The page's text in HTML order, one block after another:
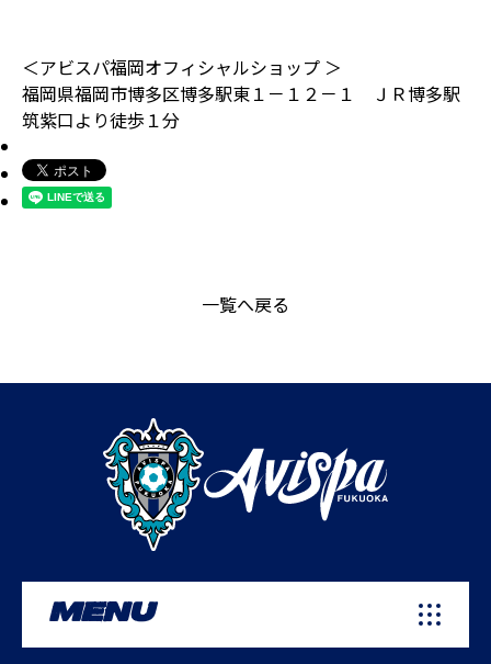
＜アビスパ福岡オフィシャルショップ ＞
福岡県福岡市博多区博多駅東１－１２－１ ＪＲ博多駅
筑紫口より徒歩１分
一覧へ戻る
MENU